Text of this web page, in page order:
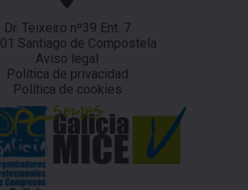
Dr. Teixeiro nº39 Ent. 7
Santiago de Compostela
Aviso legal
Política de privacidad
Política de cookies